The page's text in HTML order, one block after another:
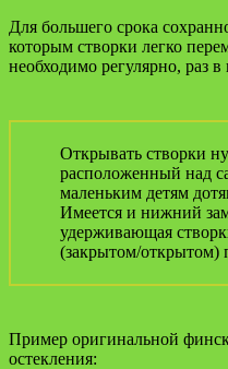
Для большего срока
которым створки легко
необходимо регулярно, раз
Открывать створки
расположенный над
маленьким детям
Имеется и нижний
удерживающая
(закрытом/открытом)
Пример оригинальной
остекления: